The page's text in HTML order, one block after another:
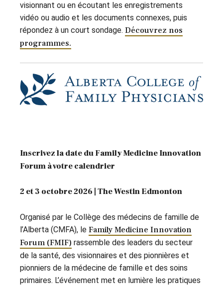
visionnant ou en écoutant les enregistrements
vidéo ou audio et les documents connexes, puis
répondez à un court sondage. Découvrez nos
programmes.
Inscrivez la date du Family Medicine Innovation
Forum à votre calendrier
2 et 3 octobre 2026 | The Westin Edmonton
Organisé par le Collège des médecins de famille de
l’Alberta (CMFA), le Family Medicine Innovation
Forum (FMIF) rassemble des leaders du secteur
de la santé, des visionnaires et des pionnières et
pionniers de la médecine de famille et des soins
primaires. L’événement met en lumière les pratiques